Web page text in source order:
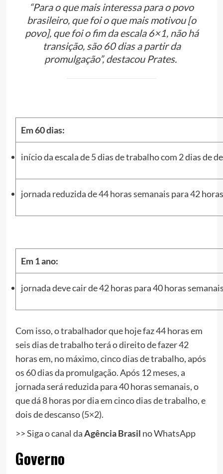
“Para o que mais interessa para o povo
brasileiro, que foi o que mais motivou [o
povo], que foi o fim da escala 6×1, não há
transição, são 60 dias a partir da
promulgação”, destacou Prates.
Em 60 dias:
início da escala de 5 dias de trabalho com 2 dias de
jornada reduzida de 44 horas semanais para 42 horas
Em 1 ano:
jornada deve cair de 42 horas para 40 horas
Com isso, o trabalhador que hoje faz 44 horas em
seis dias de trabalho terá o direito de fazer 42
horas em, no máximo, cinco dias de trabalho, após
os 60 dias da promulgação. Após 12 meses, a
jornada será reduzida para 40 horas semanais, o
que dá 8 horas por dia em cinco dias de trabalho, e
dois de descanso (5×2).
>> Siga o canal daAgência Brasil no WhatsApp
Governo